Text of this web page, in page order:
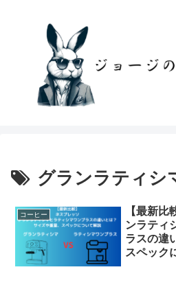
グランラティシ
コーヒー
【最新比
ンラティ
ラスの違
スペック